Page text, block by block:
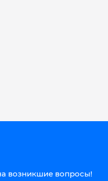
возникшие вопросы!